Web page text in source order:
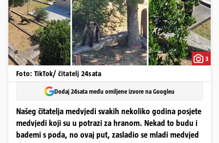
3
Foto: TikTok/ čitatelj 24sata
Dodaj 24sata među omiljene izvore na Googleu
Našeg čitatelja medvjedi svakih nekoliko godina posjete
medvjedi koji su u potrazi za hranom. Nekad to budu i
bademi s poda, no ovaj put, zasladio se mladi medvjed